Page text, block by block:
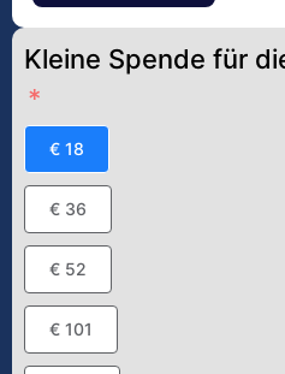
Kleine Spende für
€ 18
€ 36
€ 52
€ 101